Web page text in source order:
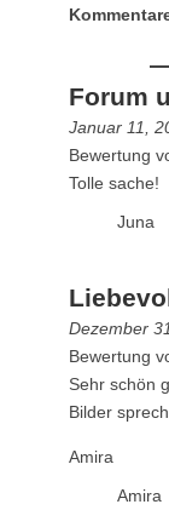
Forum
Januar 11,
Bewertung
Tolle sache!
Juna
Dezember
Bewertung
Sehr schön
Bilder
Amira
Amira